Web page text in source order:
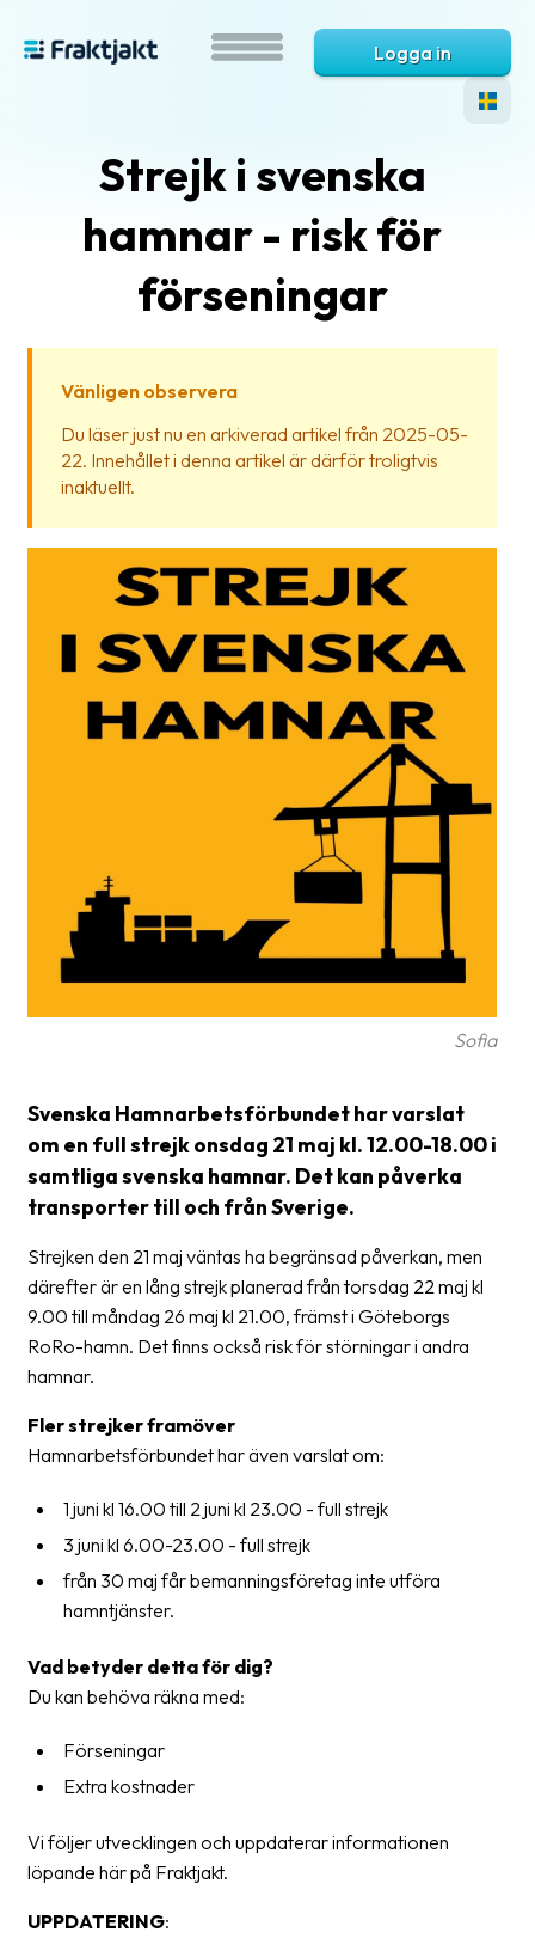
är
Hjälp?
frågor
svar
Ordlista
Paketering
Leveransvillkor
Upphämtningar
Manualer
Kundtjänst
Om
företaget
Om
Fraktjakt
Pressrum
Jobb
karriär
Nyhetsarkiv
Kontakta
oss
Villkor
Allmänna
Förbjudet
farligt
Logga in
Strejk i svenska
hamnar - risk för
förseningar
Vänligen observera
Du läser just nu en arkiverad artikel från 2025-05-
22. Innehållet i denna artikel är därför troligtvis
inaktuellt.
Sofia
Svenska Hamnarbetsförbundet har varslat
om en full strejk onsdag 21 maj kl. 12.00-18.00 i
samtliga svenska hamnar. Det kan påverka
transporter till och från Sverige.
Strejken den 21 maj väntas ha begränsad påverkan, men
därefter är en lång strejk planerad från torsdag 22 maj kl
9.00 till måndag 26 maj kl 21.00, främst i Göteborgs
RoRo-hamn. Det finns också risk för störningar i andra
hamnar.
Fler strejker framöver
Hamnarbetsförbundet har även varslat om:
1 juni kl 16.00 till 2 juni kl 23.00 - full strejk
3 juni kl 6.00-23.00 - full strejk
från 30 maj får bemanningsföretag inte utföra
hamntjänster.
Vad betyder detta för dig?
Du kan behöva räkna med:
Förseningar
Extra kostnader
Vi följer utvecklingen och uppdaterar informationen
löpande här på Fraktjakt.
UPPDATERING: